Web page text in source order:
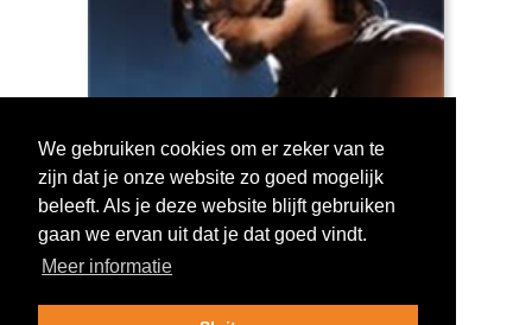
Log in om te stemmen!
We gebruiken cookies om er zeker van te
zijn dat je onze website zo goed mogelijk
beleeft. Als je deze website blijft gebruiken
gaan we ervan uit dat je dat goed vindt.
Meer informatie